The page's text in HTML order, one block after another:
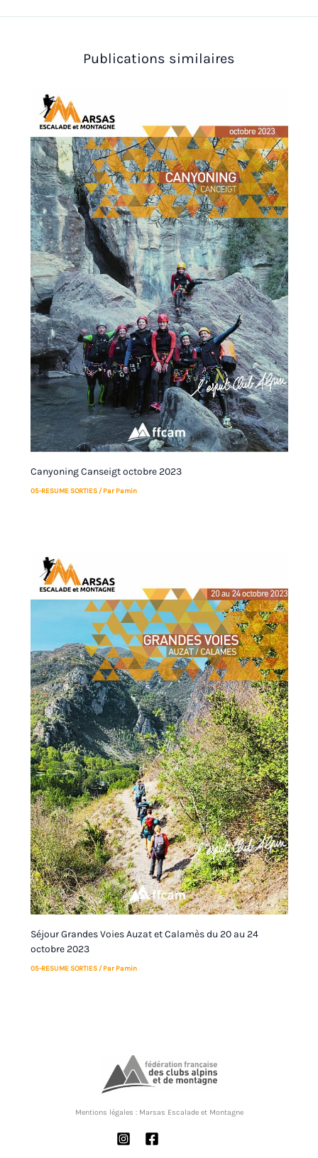
Publications similaires
Canyoning Canseigt octobre 2023
05-RESUME SORTIES/ Par Pamin
Séjour Grandes Voies Auzat et Calamès du 20 au 24
octobre 2023
05-RESUME SORTIES/ Par Pamin
Mentions légales : Marsas Escalade et Montagne